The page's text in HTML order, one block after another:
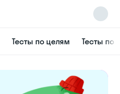
Тесты по целям Тесты по